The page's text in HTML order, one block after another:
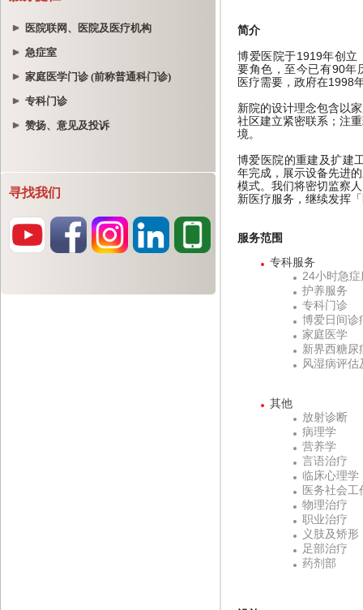
医院联网、医院及医疗机构
急症室
家庭医学门诊 (前称普通科门诊)
专科门诊
赞扬、意见及投诉
寻找我们